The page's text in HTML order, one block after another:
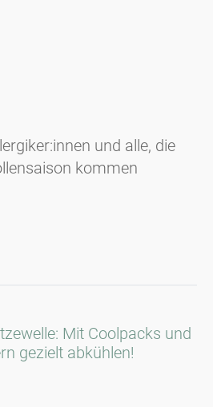
und alle, die
kommen
Mit Coolpacks und
gezielt abkühlen!